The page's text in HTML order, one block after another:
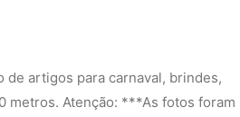
de artigos para carnaval, brindes,
metros. Atenção: ***As fotos foram